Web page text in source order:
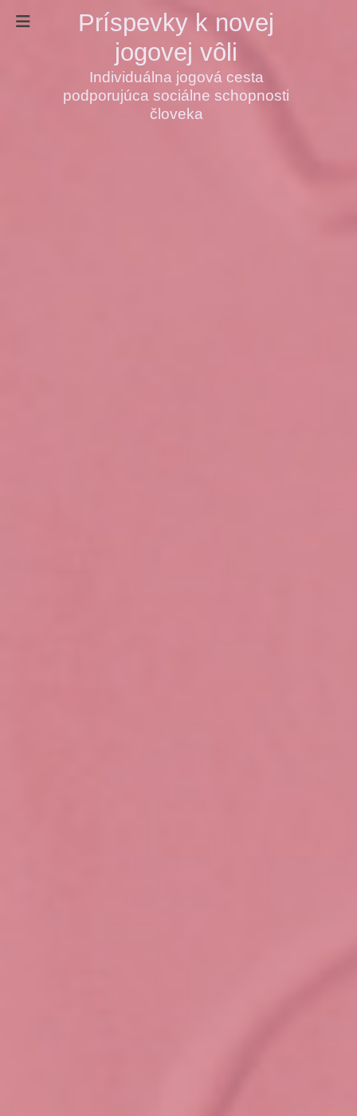
Príspevky k novej
jogovej vôli
Individuálna jogová cesta
podporujúca sociálne schopnosti
človeka